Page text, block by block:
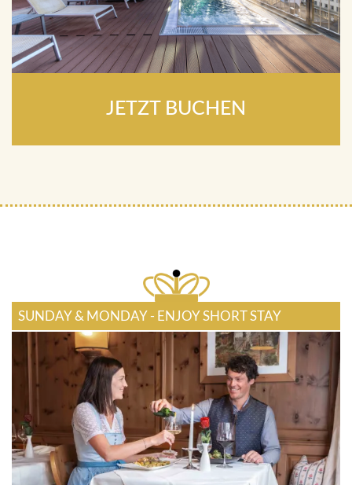
JETZT BUCHEN
SUNDAY & MONDAY - ENJOY SHORT STAY